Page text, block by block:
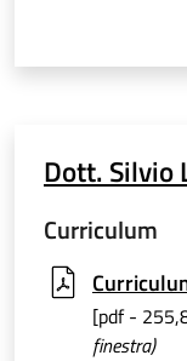
Dott. Silvio
Curriculum
[pdf -
finestra)